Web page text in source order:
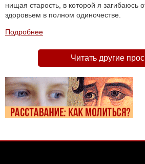
нищая старость, в которой я загибаюсь
здоровьем в полном одиночестве.
Подробнее
Читать другие